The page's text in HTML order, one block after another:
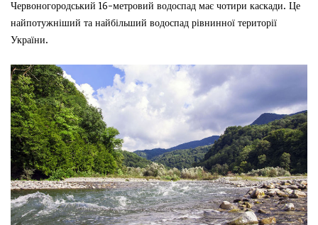
Червоногородський 16-метровий водоспад має чотири каскади. Це
найпотужніший та найбільший водоспад рівнинної території
України.